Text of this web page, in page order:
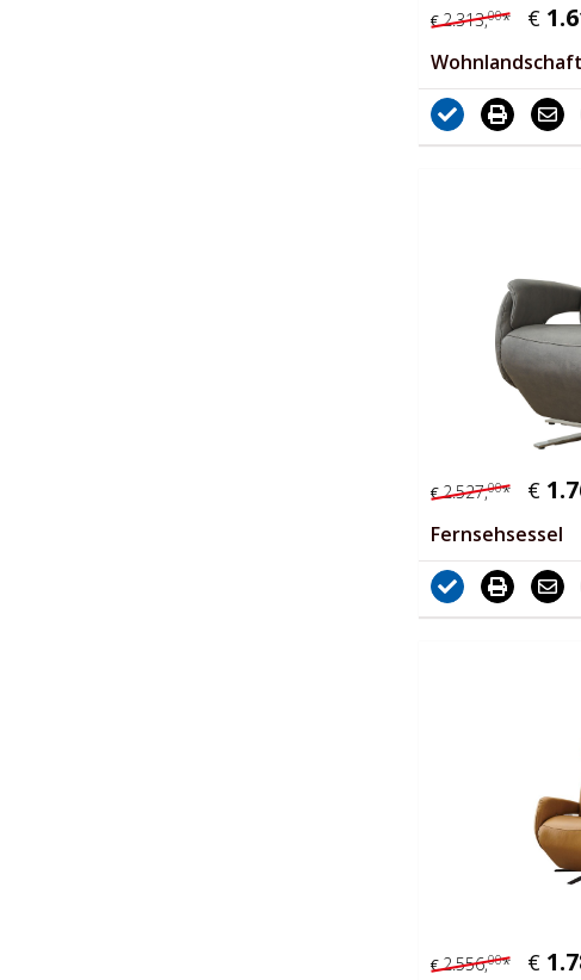
€2.313,00* €
Wohnlandschaft
€2.527,00* €
Fernsehsessel
€2.556,00* €